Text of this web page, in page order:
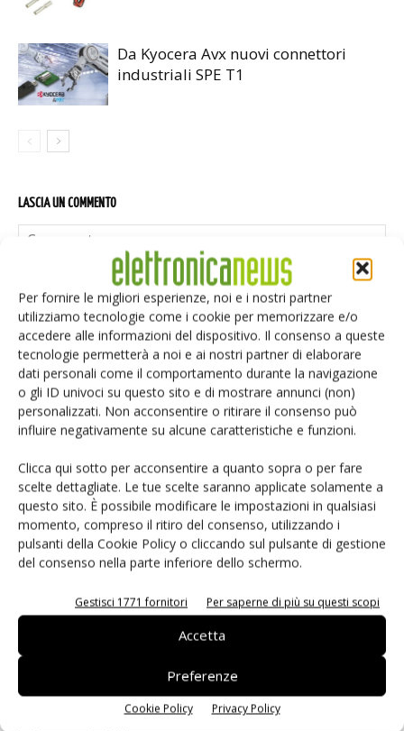
Per fornire le migliori esperienze, noi e i nostri partner
utilizziamo tecnologie come i cookie per memorizzare e/o
accedere alle informazioni del dispositivo. Il consenso a queste
tecnologie permetterà a noi e ai nostri partner di elaborare
dati personali come il comportamento durante la navigazione
o gli ID univoci su questo sito e di mostrare annunci (non)
personalizzati. Non acconsentire o ritirare il consenso può
influire negativamente su alcune caratteristiche e funzioni.
Clicca qui sotto per acconsentire a quanto sopra o per fare
scelte dettagliate. Le tue scelte saranno applicate solamente a
questo sito. È possibile modificare le impostazioni in qualsiasi
momento, compreso il ritiro del consenso, utilizzando i
pulsanti della Cookie Policy o cliccando sul pulsante di gestione
del consenso nella parte inferiore dello schermo.
Gestisci 1771 fornitori Per saperne di più su questi scopi
Accetta
Preferenze
Cookie Policy Privacy Policy
Da Kyocera Avx nuovi connettori
industriali SPE T1
LASCIA UN COMMENTO
Salva il mio nome, email e sito web in questo browser per i
prossimi commenti.